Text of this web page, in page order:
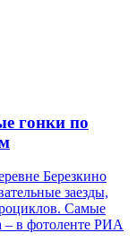
гонки по
Березкино
заезды,
Самые
– в фотоленте РИА